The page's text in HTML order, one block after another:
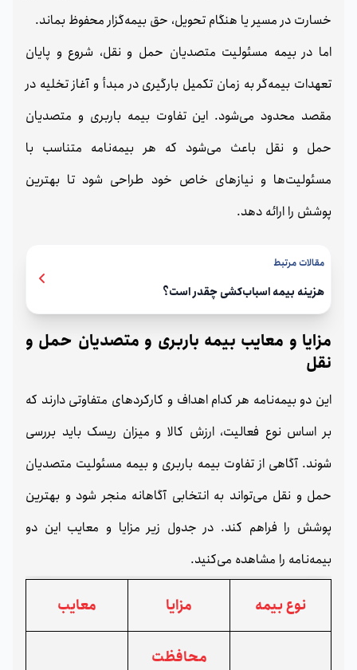
خسارت در مسیر یا هنگام تحویل، حق بیمه‌گزار محفوظ بماند.
اما در بیمه مسئولیت متصدیان حمل‌ و نقل، شروع و پایان
تعهدات بیمه‌گر به زمان تکمیل بارگیری در مبدأ و آغاز تخلیه در
مقصد محدود می‌شود. این تفاوت بیمه باربری و متصدیان
حمل‌ و نقل باعث می‌شود که هر بیمه‌نامه متناسب با
مسئولیت‌ها و نیازهای خاص خود طراحی شود تا بهترین
پوشش را ارائه دهد.
مقالات مرتبط
هزینه بیمه اسباب‌کشی چقدر است؟
مزایا و معایب بیمه باربری و متصدیان حمل و
نقل
این دو بیمه‌نامه هر کدام اهداف و کارکردهای متفاوتی دارند که
بر اساس نوع فعالیت، ارزش کالا و میزان ریسک باید بررسی
شوند. آگاهی از تفاوت بیمه باربری و بیمه مسئولیت متصدیان
حمل‌ و نقل می‌تواند به انتخابی آگاهانه منجر شود و بهترین
پوشش را فراهم کند. در جدول زیر مزایا و معایب این دو
بیمه‌نامه را مشاهده می‌کنید.
نوع بیمه مزایا معایب
محافظت